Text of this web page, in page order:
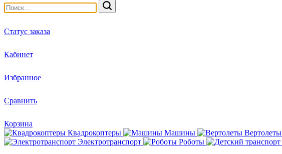
Статус заказа
Кабинет
Избранное
Сравнить
Корзина
Квадрокоптеры
Машины Вертолеты
Электротранспорт
Роботы